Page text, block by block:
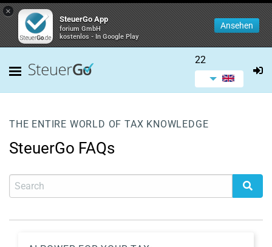
×
SteuerGo App
forium GmbH
kostenlos - In Google Play
Ansehen
22
THE ENTIRE WORLD OF TAX KNOWLEDGE
SteuerGo FAQs